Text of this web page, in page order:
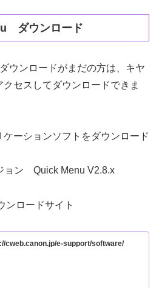
ダウンロード
ンロードがまだの方は、 キヤ
セスしてダウンロードできま
ーションソフトをダウンロード
ン Quick Menu V2.8.x
ンロードサイト
cweb.canon.jp/e-support/software/